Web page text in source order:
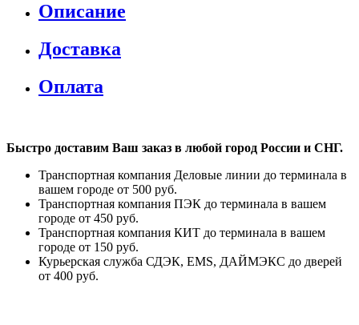
Описание
Доставка
Оплата
Быстро доставим Ваш заказ в любой город России и СНГ.
Транспортная компания Деловые линии до терминала в
вашем городе от 500 руб.
Транспортная компания ПЭК до терминала в вашем
городе от 450 руб.
Транспортная компания КИТ до терминала в вашем
городе от 150 руб.
Курьерская служба СДЭК, EMS, ДАЙМЭКС до дверей
от 400 руб.